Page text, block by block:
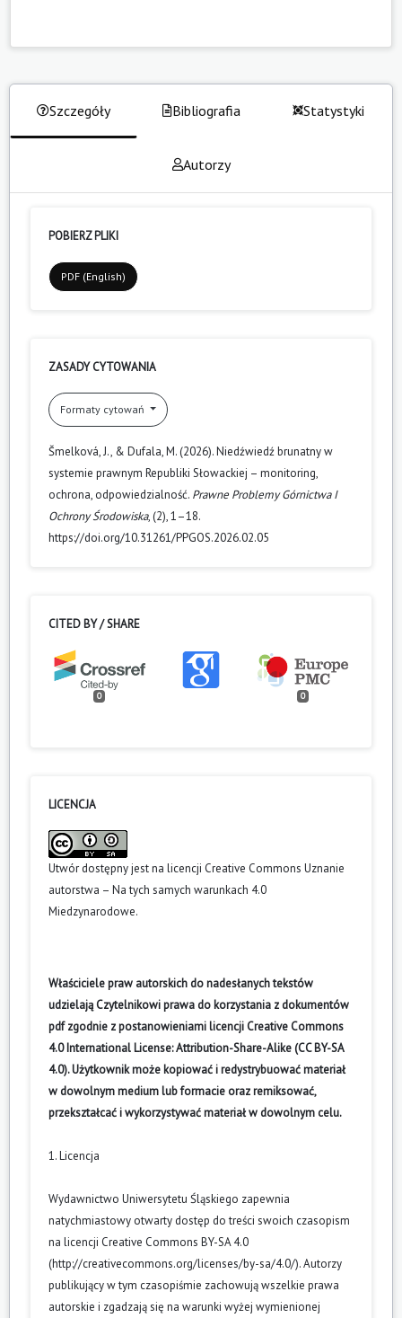
Szczegóły Bibliografia Statystyki
Autorzy
POBIERZ PLIKI
PDF (English)
ZASADY CYTOWANIA
Formaty cytowań
Šmelková, J., & Dufala, M. (2026). Niedźwiedź brunatny w
systemie prawnym Republiki Słowackiej – ­monitoring,
ochrona, odpowiedzialność. Prawne Problemy Górnictwa I
Ochrony Środowiska, (2), 1–18.
https://doi.org/10.31261/PPGOS.2026.02.05
CITED BY / SHARE
0 0
LICENCJA
Utwór dostępny jest na licencji Creative Commons Uznanie
autorstwa – Na tych samych warunkach 4.0
Miedzynarodowe.
Właściciele praw autorskich do nadesłanych tekstów
udzielają Czytelnikowi prawa do korzystania z dokumentów
pdf zgodnie z postanowieniami licencji Creative Commons
4.0 International License: Attribution-Share-Alike (CC BY-SA
4.0). Użytkownik może kopiować i redystrybuować materiał
w dowolnym medium lub formacie oraz remiksować,
przekształcać i wykorzystywać materiał w dowolnym celu.
1. Licencja
Wydawnictwo Uniwersytetu Śląskiego zapewnia
natychmiastowy otwarty dostęp do treści swoich czasopism
na licencji Creative Commons BY-SA 4.0
(http://creativecommons.org/licenses/by-sa/4.0/). Autorzy
publikujący w tym czasopiśmie zachowują wszelkie prawa
autorskie i zgadzają się na warunki wyżej wymienionej